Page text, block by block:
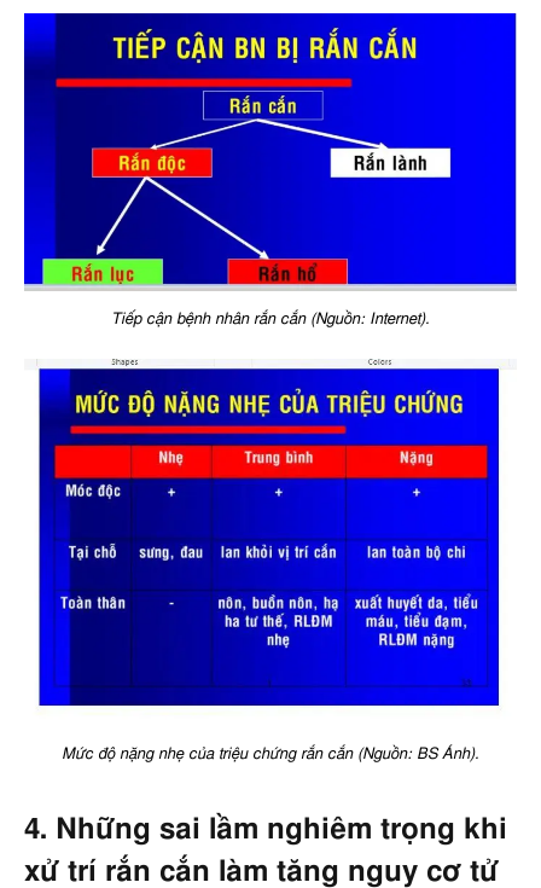
Tiếp cận bệnh nhân rắn cắn (Nguồn: Internet).
Mức độ nặng nhẹ của triệu chứng rắn cắn (Nguồn: BS Ánh).
4. Những sai lầm nghiêm trọng khi
xử trí rắn cắn làm tăng nguy cơ tử